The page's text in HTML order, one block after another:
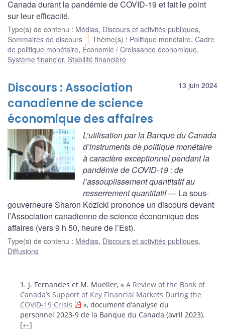
Canada durant la pandémie de COVID-19 et fait le point
sur leur efficacité.
Type(s) de contenu : Médias, Discours et activités publiques,
Sommaires de discours
Thème(s) : Politique monétaire,Cadre
de politique monétaire, Économie / Croissance économique,
Système financier, Stabilité financière
13 juin 2024
Discours : Association
canadienne de science
économique des affaires
L’utilisation par la Banque du Canada
d’instruments de politique monétaire
à caractère exceptionnel pendant la
pandémie de COVID-19 : de
l’assouplissement quantitatif au
resserrement quantitatif— La sous-
gouverneure Sharon Kozicki prononce un discours devant
l’Association canadienne de science économique des
affaires (vers 9 h 50, heure de l’Est).
Type(s) de contenu : Médias, Discours et activités publiques,
Diffusions
Notes1. J. Fernandes et M. Mueller, «A Review of the Bank of
Canada’s Support of Key Financial Markets During the
COVID-19 Crisis
», document d’analyse du
personnel 2023-9 de la Banque du Canada (avril 2023).
[←]